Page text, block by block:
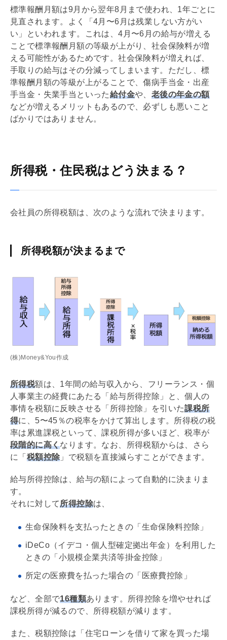
標準報酬月額は9月から翌年8月まで使われ、1年ごとに
見直されます。よく「4月〜6月は残業しない方がい
い」といわれます。これは、4月〜6月の給与が増える
ことで標準報酬月額の等級が上がり、社会保険料が増
える可能性があるためです。社会保険料が増えれば、
手取りの給与はその分減ってしまいます。ただし、標
準報酬月額の等級が上がることで、傷病手当金・出産
手当金・失業手当といった給付金や、 老後の年金の額
などが増えるメリットもあるので、必ずしも悪いこと
ばかりではありません。
所得税・住民税はどう決まる？
会社員の所得税額は、次のような流れで決まります。
所得税額が決まるまで
(株)Money&You作成
所得税額は、1年間の給与収入から、フリーランス・個
人事業主の経費にあたる「給与所得控除」と、個人の
事情を税額に反映させる「所得控除」を引いた課税所
得に、5〜45％の税率をかけて算出します。所得税の税
率は累進課税といって、課税所得が多いほど、税率が
段階的に高くなります。なお、所得税額からは、さら
に「 税額控除 」で税額を直接減らすことができます。
給与所得控除は、給与の額によって自動的に決まりま
す。
それに対して所得控除は、
生命保険料を支払ったときの「生命保険料控除」
iDeCo （イデコ・個人型確定拠出年金）を利用した
ときの「小規模企業共済等掛金控除」
所定の医療費を払った場合の「医療費控除」
など、全部で16種類あります。所得控除を増やせれば
課税所得が減るので、所得税額が減ります。
また、税額控除は「 住宅ローン を借りて家を買った場